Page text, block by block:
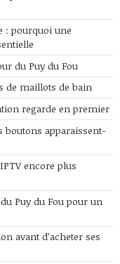
: pourquoi une
du Puy du Fou
de maillots de bain
regarde en premier
boutons apparaissent-
encore plus
Puy du Fou pour un
avant d’acheter ses